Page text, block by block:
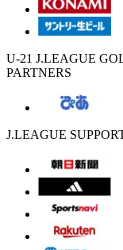
U-21 J.LEAGUE
PARTNERS
J.LEAGUE